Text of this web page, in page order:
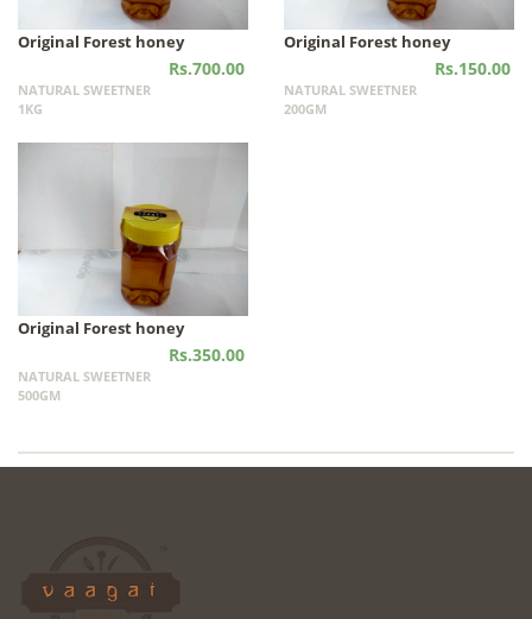
Original Forest honey
Rs.700.00
NATURAL SWEETNER
1KG
Original Forest honey
Rs.150.00
NATURAL SWEETNER
200GM
Original Forest honey
Rs.350.00
NATURAL SWEETNER
500GM